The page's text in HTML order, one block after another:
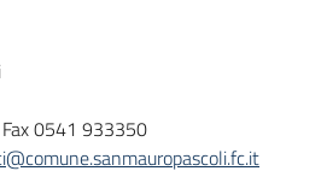
0541 933350